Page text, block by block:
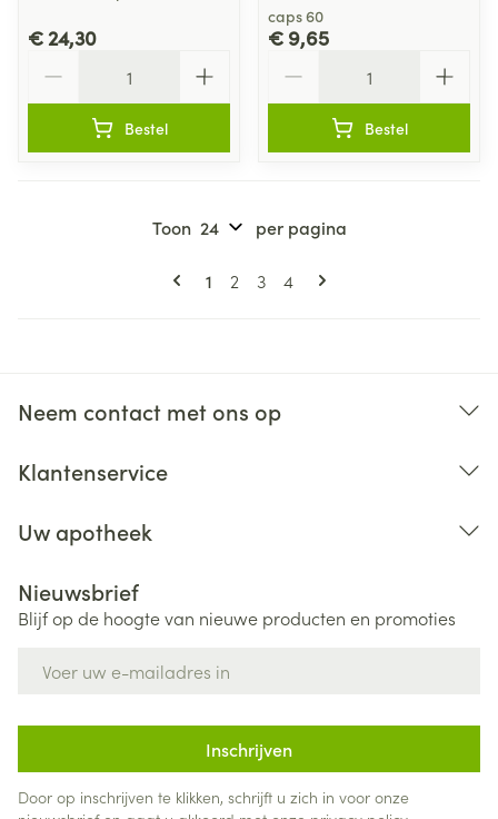
€ 24,30
Bestel
caps 60
€ 9,65
Bestel
Pagina's
U lees momenteel pagina
1 Pagina
2 Pagina
3 Pagina
4
Toon per pagina
Neem contact met ons op
Klantenservice
Uw apotheek
Nieuwsbrief
Blijf op de hoogte van nieuwe producten en promoties
Inschrijven
Door op inschrijven te klikken, schrijft u zich in voor onze